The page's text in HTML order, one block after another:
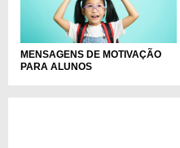
MENSAGENS DE MOTIVAÇÃO
PARA ALUNOS